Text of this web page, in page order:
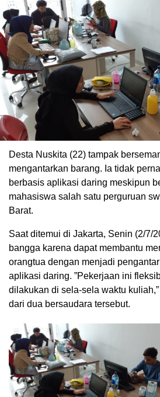
Desta Nuskita (22) tampak
mengantarkan barang. Ia tidak
berbasis aplikasi daring meskipun
mahasiswa salah satu perguruan
Barat.
Saat ditemui di Jakarta, Senin (2/7/
bangga karena dapat membantu
orangtua dengan menjadi
aplikasi daring. ”Pekerjaan ini
dilakukan di sela-sela waktu
dari dua bersaudara tersebut.